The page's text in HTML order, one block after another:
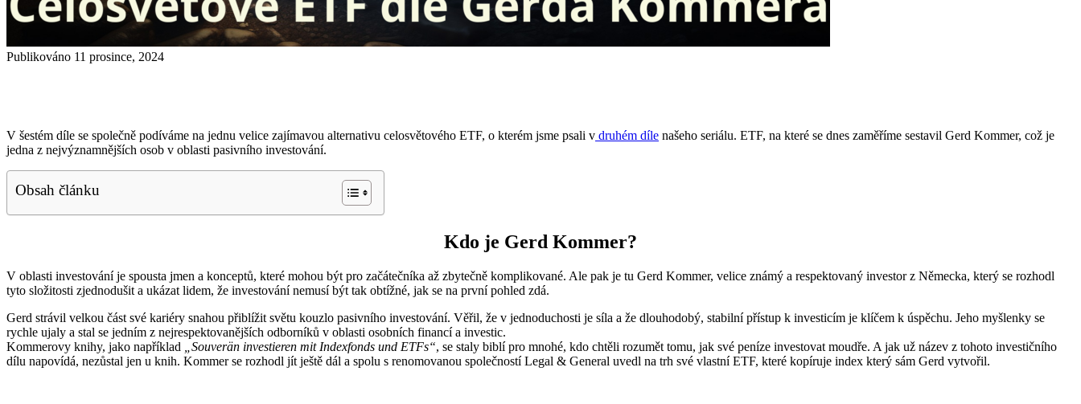
Publikováno 11 prosince, 2024
V šestém díle se společně podíváme na jednu velice zajímavou alternativu celosvětového ETF, o kterém jsme psali v druhém díle našeho seriálu. ETF, na které se dnes zaměříme sestavil Gerd Kommer, což je
jedna z nejvýznamnějších osob v oblasti pasivního investování.
Obsah článku
Kdo je Gerd Kommer?
V oblasti investování je spousta jmen a konceptů, které mohou být pro začátečníka až zbytečně komplikované. Ale pak je tu Gerd Kommer, velice známý a respektovaný investor z Německa, který se rozhodl
tyto složitosti zjednodušit a ukázat lidem, že investování nemusí být tak obtížné, jak se na první pohled zdá.
Gerd strávil velkou část své kariéry snahou přiblížit světu kouzlo pasivního investování. Věřil, že v jednoduchosti je síla a že dlouhodobý, stabilní přístup k investicím je klíčem k úspěchu. Jeho myšlenky se
rychle ujaly a stal se jedním z nejrespektovanějších odborníků v oblasti osobních financí a investic.
Kommerovy knihy, jako například
„Souverän investieren mit Indexfonds und ETFs“, se staly biblí pro mnohé, kdo chtěli rozumět tomu, jak své peníze investovat moudře. A jak už název z tohoto investičního
dílu napovídá, nezůstal jen u knih. Kommer se rozhodl jít ještě dál a spolu s renomovanou společností Legal & General uvedl na trh své vlastní ETF, které kopíruje index který sám Gerd vytvořil.